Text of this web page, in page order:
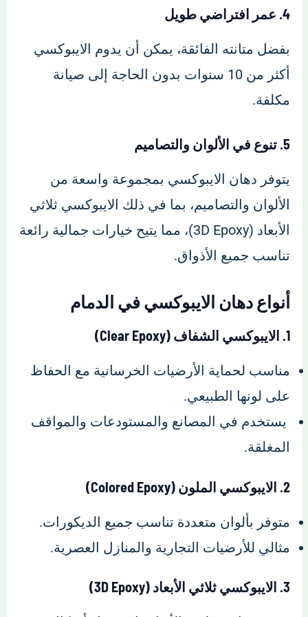
4. عمر افتراضي طويل
بفضل متانته الفائقة، يمكن أن يدوم الايبوكسي
أكثر من 10 سنوات بدون الحاجة إلى صيانة
مكلفة.
5. تنوع في الألوان والتصاميم
يتوفر دهان الايبوكسي بمجموعة واسعة من
الألوان والتصاميم، بما في ذلك الايبوكسي ثلاثي
الأبعاد (3D Epoxy)، مما يتيح خيارات جمالية رائعة
تناسب جميع الأذواق.
أنواع دهان الايبوكسي في الدمام
1. الايبوكسي الشفاف (Clear Epoxy)
مناسب لحماية الأرضيات الخرسانية مع الحفاظ
على لونها الطبيعي.
يستخدم في المصانع والمستودعات والمواقف
المغلقة.
2. الايبوكسي الملون (Colored Epoxy)
متوفر بألوان متعددة تناسب جميع الديكورات.
مثالي للأرضيات التجارية والمنازل العصرية.
3. الايبوكسي ثلاثي الأبعاد (3D Epoxy)